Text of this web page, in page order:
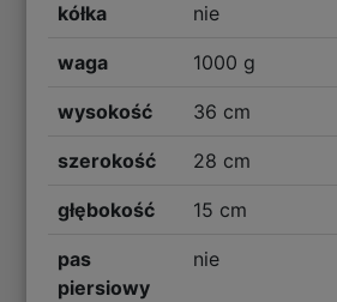
kółka nie
waga 1000 g
wysokość 36 cm
szerokość 28 cm
głębokość 15 cm
pas
piersiowy
nie